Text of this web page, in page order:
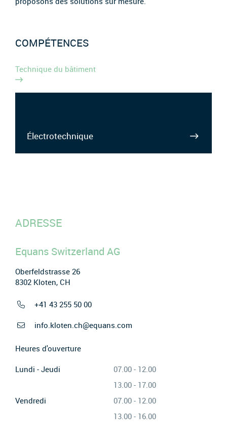
COMPÉTENCES
Technique du bâtiment
Électrotechnique
ADRESSE
Equans Switzerland AG
Oberfeldstrasse 26
8302 Kloten, CH
+41 43 255 50 00
info.kloten.ch@equans.com
Heures d'ouverture
Lundi - Jeudi
07.00 - 12.00
13.00 - 17.00
Vendredi
07.00 - 12.00
13.00 - 16.00